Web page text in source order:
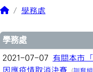
學務處
文章列表
學務處
2021-07-07 有關本市
因應疫情取消決賽
(訓育